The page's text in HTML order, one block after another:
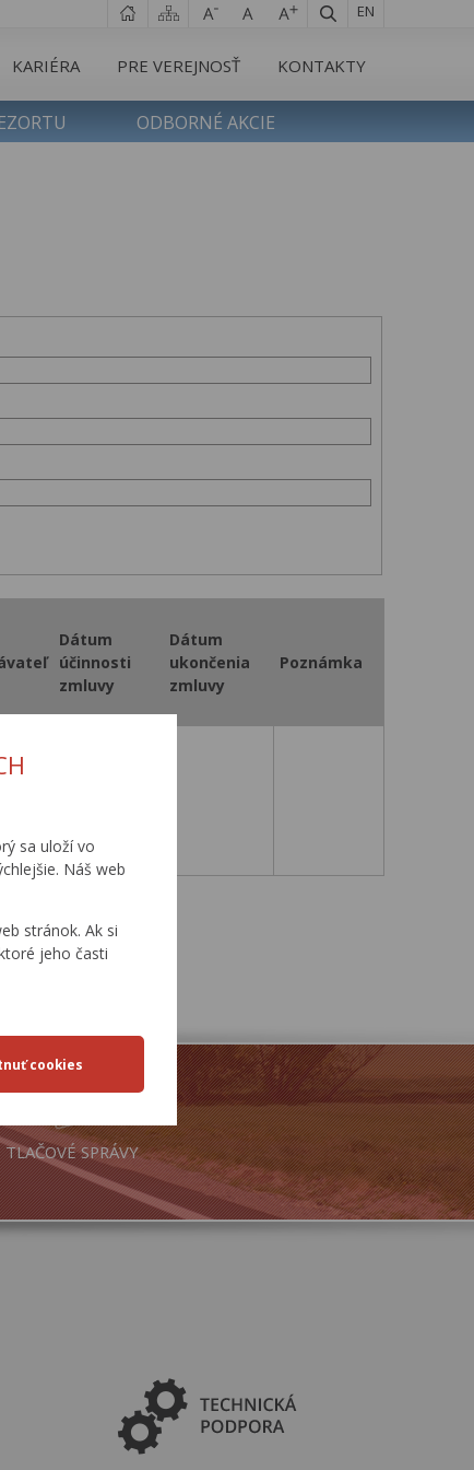
sa uloží vo
Náš web
stránok. Ak si
jeho časti
EN
KARIÉRA PRE VEREJNOSŤ KONTAKTY
ODBORNÉ AKCIE
Dátum
účinnosti
zmluvy
Dátum
ukončenia
zmluvy
Poznámka
TLAČOVÉ SPRÁVY